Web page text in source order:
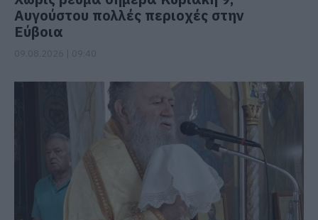
Αυγούστου πολλές περιοχές στην
Εύβοια